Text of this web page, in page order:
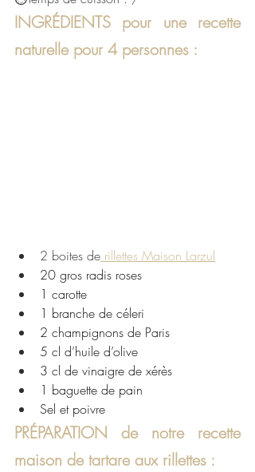
INGRÉDIENTS pour une recette
naturelle pour 4 personnes :
2 boites de rillettes Maison Larzul
20 gros radis roses
1 carotte
1 branche de céleri
2 champignons de Paris
5 cl d’huile d’olive
3 cl de vinaigre de xérès
1 baguette de pain
Sel et poivre
PRÉPARATION de notre recette
maison de tartare aux rillettes :